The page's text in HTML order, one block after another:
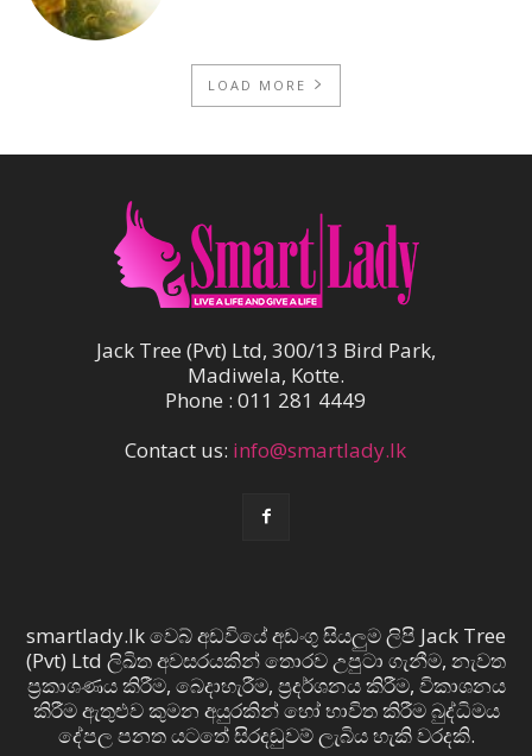
LOAD MORE
Jack Tree (Pvt) Ltd, 300/13 Bird Park,
Madiwela, Kotte.
Phone : 011 281 4449
Contact us: info@smartlady.lk
smartlady.lk වෙබ් අඩවියේ අඩංගු සියලුම ලිපි Jack Tree
(Pvt) Ltd ලිඛිත අවසරයකින් තොරව උපුටා ගැනීම, නැවත
ප්‍රකාශණය කිරීම, බෙදාහැරීම, ප්‍රදර්ශනය කිරීම, විකාශනය
කිරීම ඇතුළුව කුමන අයුරකින් හෝ භාවිත කිරීම බුද්ධිමය
දේපල පනත යටතේ සිරදඬුවම් ලැබිය හැකි වරදකි.